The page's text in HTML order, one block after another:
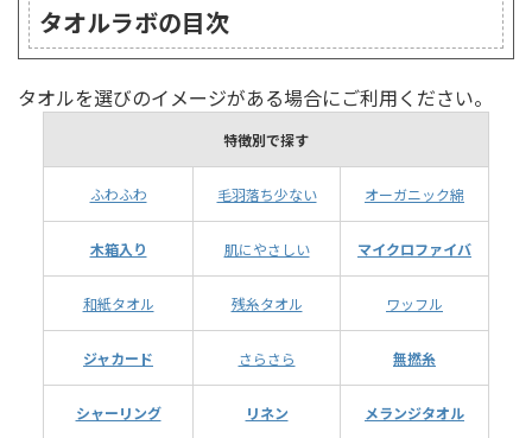
タオルラボの目次
タオルを選びのイメージがある場合にご利用ください。
特徴別で探す
ふわふわ 毛羽落ち少ない オーガニック綿
木箱入り 肌にやさしい マイクロファイバ
和紙タオル 残糸タオル ワッフル
ジャカード さらさら 無撚糸
シャーリング リネン メランジタオル